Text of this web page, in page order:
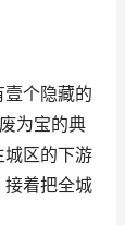
个隐藏的
为宝的典
城区的下游
接着把全城